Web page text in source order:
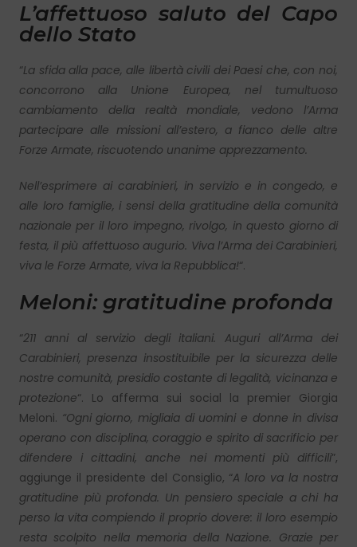
L’affettuoso saluto del Capo
dello Stato
“La sfida alla pace, alle libertà civili dei Paesi che, con noi,
concorrono alla Unione Europea, nel tumultuoso
cambiamento della realtà mondiale, vedono l’Arma
partecipare alle missioni all’estero, a fianco delle altre
Forze Armate, riscuotendo unanime apprezzamento.
Nell’esprimere ai carabinieri, in servizio e in congedo, e
alle loro famiglie, i sensi della gratitudine della comunità
nazionale per il loro impegno, rivolgo, in questo giorno di
festa, il più affettuoso augurio. Viva l’Arma dei Carabinieri,
viva le Forze Armate, viva la Repubblica!“.
Meloni: gratitudine profonda
“211 anni al servizio degli italiani. Auguri all’Arma dei
Carabinieri, presenza insostituibile per la sicurezza delle
nostre comunità, presidio costante di legalità, vicinanza e
protezione“. Lo afferma sui social la premier Giorgia
Meloni. “Ogni giorno, migliaia di uomini e donne in divisa
operano con disciplina, coraggio e spirito di sacrificio per
difendere i cittadini, anche nei momenti più difficili”,
aggiunge il presidente del Consiglio, “A loro va la nostra
gratitudine più profonda. Un pensiero speciale a chi ha
perso la vita compiendo il proprio dovere: il loro esempio
resta scolpito nella memoria della Nazione. Grazie per